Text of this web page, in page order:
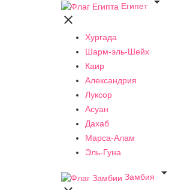
Египет

Хургада
Шарм-эль-Шейх
Каир
Александрия
Луксор
Асуан
Дахаб
Марса-Алам
Эль-Гуна
Замбия
